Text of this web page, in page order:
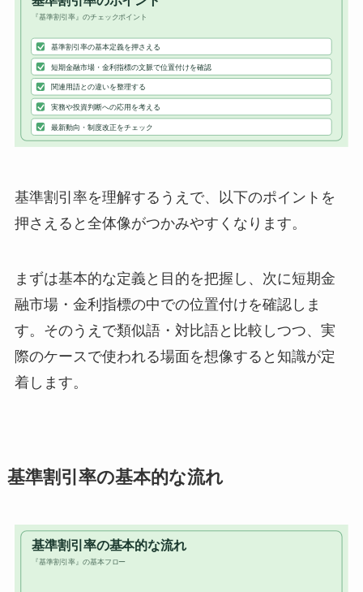
基準割引率を理解するうえで、以下のポイントを
押さえると全体像がつかみやすくなります。
まずは基本的な定義と目的を把握し、次に短期金
融市場・金利指標の中での位置付けを確認しま
す。そのうえで類似語・対比語と比較しつつ、実
際のケースで使われる場面を想像すると知識が定
着します。
基準割引率の基本的な流れ